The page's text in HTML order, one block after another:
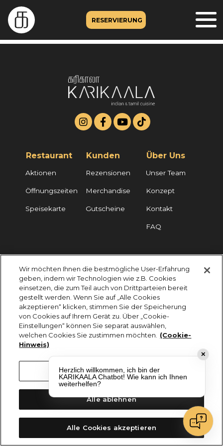
RESERVIERUNG
Restaurant
Aktionen
Öffnungszeiten
Speisekarte
Kunden
Rezensionen
Merchandise
Gutscheine
Über Uns
Unser Team
Konzept
Kontakt
FAQ
KARIKAALA ©2026 - Saily Food Service GmbH
Alle Rechte vorbehalten
✕
Herzlich willkommen, ich bin der
KARIKAALA Chatbot! Wie kann ich Ihnen
weiterhelfen?
Wir möchten Ihnen die bestmögliche User-Erfahrung
geben, indem wir Technologien wie z.B. Cookies
einsetzen, die zum Teil auch von Drittparteien bereit
gestellt werden. Wenn Sie auf „Alle Cookies
akzeptieren“ klicken, stimmen Sie der Speicherung
von Cookies auf Ihrem Gerät zu. Über „Cookie-
Einstellungen“ können Sie separat auswählen,
welchen Cookies Sie zustimmen möchten.
(Cookie-
Hinweis)
Cookie-Einstellungen
Alle ablehnen
Alle Cookies akzeptieren